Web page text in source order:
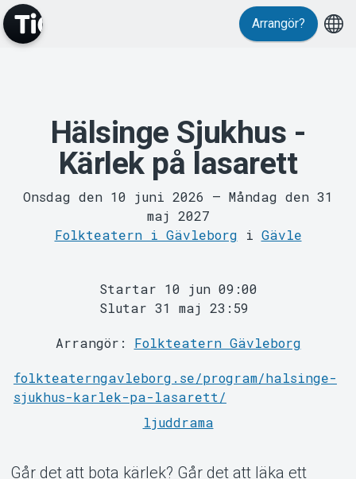
Evenemang
MyTickster
Arrangör?
Hälsinge Sjukhus -
Kärlek på lasarett
Onsdag den 10 juni 2026 – Måndag den 31
maj 2027
Folkteatern i Gävleborg i Gävle
Startar 10 jun 09:00
Slutar 31 maj 23:59
Arrangör: Folkteatern Gävleborg
folkteaterngavleborg.se/program/halsinge-
sjukhus-karlek-pa-lasarett/
ljuddrama
Går det att bota kärlek? Går det att läka ett